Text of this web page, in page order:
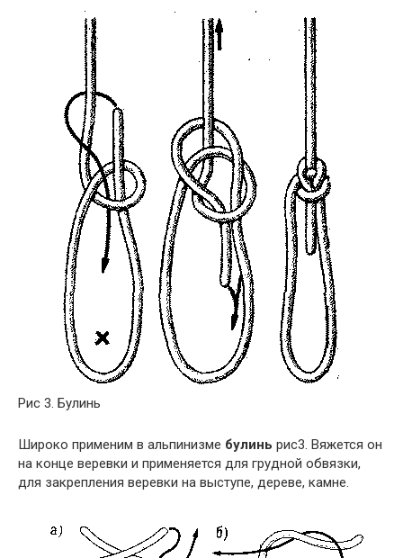
Рис 3. Булинь
Широко применим в альпинизме булинь рис3. Вяжется он
на конце веревки и применяется для грудной обвязки,
для закрепления веревки на выступе, дереве, камне.